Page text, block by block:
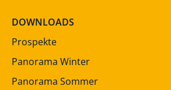
DOWNLOADS
Prospekte
Panorama Winter
Panorama Sommer